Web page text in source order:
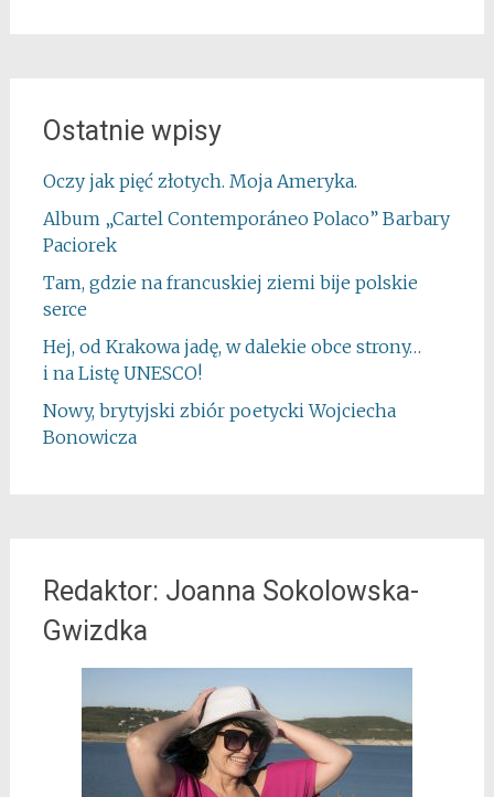
Ostatnie wpisy
Oczy jak pięć złotych. Moja Ameryka.
Album „Cartel Contemporáneo Polaco” Barbary
Paciorek
Tam, gdzie na francuskiej ziemi bije polskie
serce
Hej, od Krakowa jadę, w dalekie obce strony…
i na Listę UNESCO!
Nowy, brytyjski zbiór poetycki Wojciecha
Bonowicza
Redaktor: Joanna Sokolowska-
Gwizdka